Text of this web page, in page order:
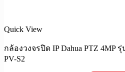
Quick View
กล้องวงจรปิด IP Dahua PTZ 4MP
PV-S2